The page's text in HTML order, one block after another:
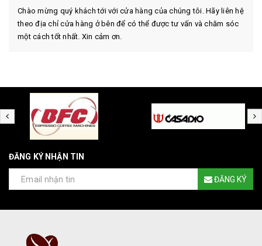
Chào mừng quý khách tới với cửa hàng của chúng tôi. Hãy liên hệ
theo địa chỉ cửa hàng ở bên để có thể được tư vấn và chăm sóc
một cách tốt nhất. Xin cảm ơn.
ĐĂNG KÝ NHẬN TIN
ĐĂNG KÝ